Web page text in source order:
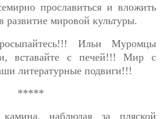
прославиться и вложить
развитие мировой культуры.
Ильи Муромцы
вставайте с печей!!! Мир с
литературные подвиги!!!
*****
наблюдая за пляской